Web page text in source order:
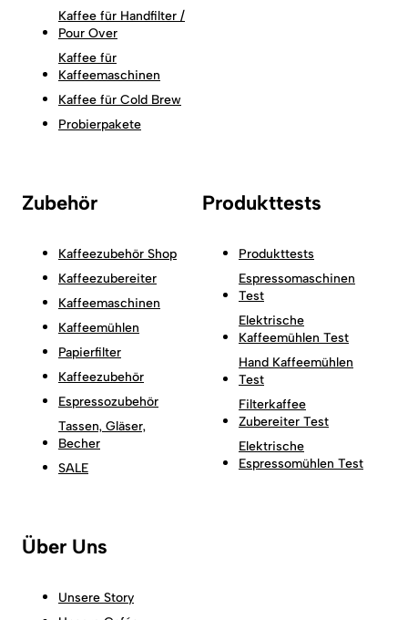
Kaffee für Handfilter /
Pour Over
Kaffee für
Kaffeemaschinen
Kaffee für Cold Brew
Probierpakete
Zubehör
Kaffeezubehör Shop
Kaffeezubereiter
Kaffeemaschinen
Kaffeemühlen
Papierfilter
Kaffeezubehör
Espressozubehör
Tassen, Gläser,
Becher
SALE
Produkttests
Produkttests
Espressomaschinen
Test
Elektrische
Kaffeemühlen Test
Hand Kaffeemühlen
Test
Filterkaffee
Zubereiter Test
Elektrische
Espressomühlen Test
Über Uns
Unsere Story